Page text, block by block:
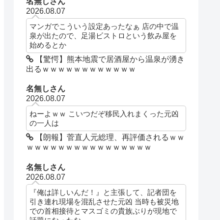
2026.08.07
マンガでこういう設定あったなぁ 店の中で温
泉が出たので、足湯ビストロという飲み屋を
始めるとか
【驚愕】熊本地震で居酒屋から温泉が湧き
出るｗｗｗｗｗｗｗｗｗｗｗｗ
名無しさん
2026.08.07
ねーよｗｗ こいつだぞ移民入れまくった元凶
の一人は
【朗報】菅直人元総理、再評価されるｗｗ
ｗｗｗｗｗｗｗｗｗｗｗｗｗｗｗｗ
名無しさん
2026.08.07
『俺は詳しいんだ！』と主張して、記者団を
引き連れ現場を混乱させた元凶 当時も被災地
での首相接待とマスゴミの貴族ぶりが現地で